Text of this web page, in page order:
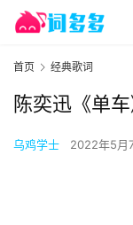
首页 经典歌词
陈奕迅《单
乌鸡学士 2022年5月